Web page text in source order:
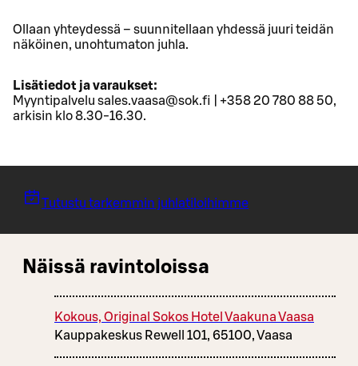
Ollaan yhteydessä – suunnitellaan yhdessä juuri teidän
näköinen, unohtumaton juhla.
Lisätiedot ja varaukset:
Myyntipalvelu sales.vaasa@sok.fi | +358 20 780 88 50,
arkisin klo 8.30-16.30.
Tutustu tarkemmin juhlatiloihimme
Näissä ravintoloissa
Kokous, Original Sokos Hotel Vaakuna Vaasa
Kauppakeskus Rewell 101, 65100, Vaasa